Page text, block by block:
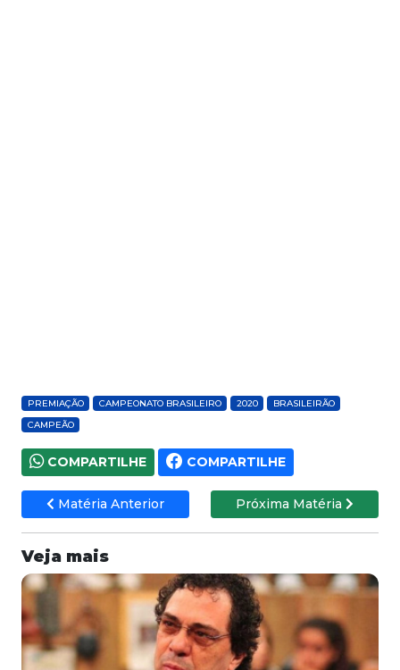
PREMIAÇÃO CAMPEONATO BRASILEIRO 2020
BRASILEIRÃO
CAMPEÃO
COMPARTILHE COMPARTILHE
Matéria Anterior Próxima Matéria
Veja mais